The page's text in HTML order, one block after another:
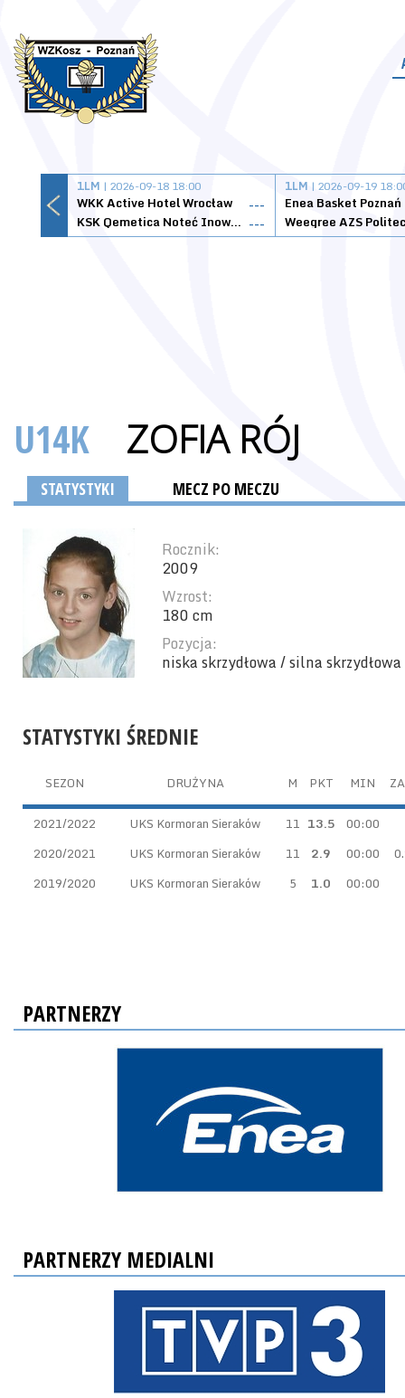
1LM | 2026-09-18 18:00
WKK Active Hotel Wrocław
---
KSK Qemetica Noteć Inowrocław ---
1LM | 2026-09-19
Enea Basket Poznań
U14K ZOFIA RÓJ
STATYSTYKI MECZ PO MECZU
Rocznik:
2009
Wzrost:
180 cm
Pozycja:
niska skrzydłowa / silna skrzydłowa
STATYSTYKI ŚREDNIE
SEZON DRUŻYNA M PKT MIN
2021/2022 UKS Kormoran Sieraków 11 13.5 00:00
2020/2021
UKS Kormoran Sieraków 11 2.9 00:00
2019/2020
UKS Kormoran Sieraków 5 1.0 00:00
PARTNERZY
PARTNERZY MEDIALNI